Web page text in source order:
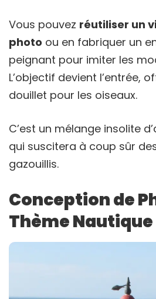
Vous pouvez réutiliser un
photo ou en fabriquer un
peignant pour imiter les
L’objectif devient l’entrée,
douillet pour les oiseaux.
C’est un mélange insolite
qui suscitera à coup sûr
gazouillis.
Conception de
Thème Nautique